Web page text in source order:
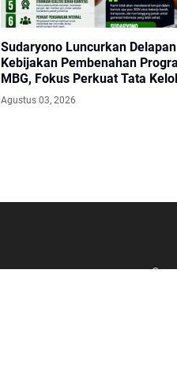
Sudaryono Luncurkan Delapan
Kebijakan Pembenahan
MBG, Fokus Perkuat Tata
dan Pengawasan
Agustus 03, 2026